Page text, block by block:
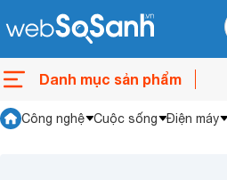
Danh mục sản phẩm
Công nghệ Cuộc sống Điện máy